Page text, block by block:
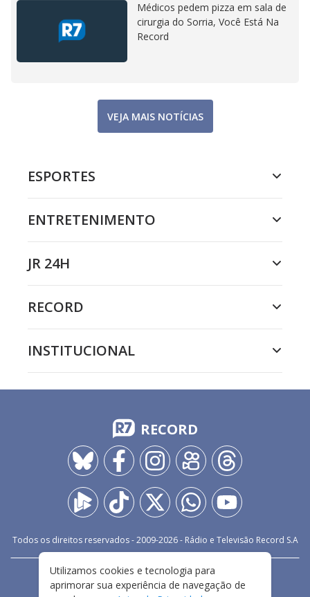
Médicos pedem pizza em sala de
cirurgia do Sorria, Você Está Na
Record
VEJA MAIS NOTÍCIAS
ESPORTES
ENTRETENIMENTO
JR 24H
RECORD
INSTITUCIONAL
RECORD
Todos os direitos reservados - 2009-2026- Rádio e Televisão Record S.A
FALE CONOSCO
PRIVACIDADE
Utilizamos cookies e tecnologia para
aprimorar sua experiência de navegação de